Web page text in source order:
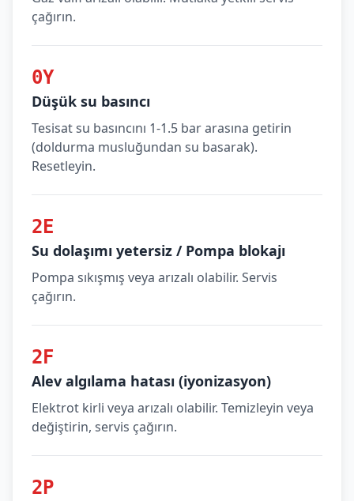
çağırın.
0Y
Düşük su basıncı
Tesisat su basıncını 1-1.5 bar arasına getirin
(doldurma musluğundan su basarak).
Resetleyin.
2E
Su dolaşımı yetersiz / Pompa blokajı
Pompa sıkışmış veya arızalı olabilir. Servis
çağırın.
2F
Alev algılama hatası (iyonizasyon)
Elektrot kirli veya arızalı olabilir. Temizleyin veya
değiştirin, servis çağırın.
2P